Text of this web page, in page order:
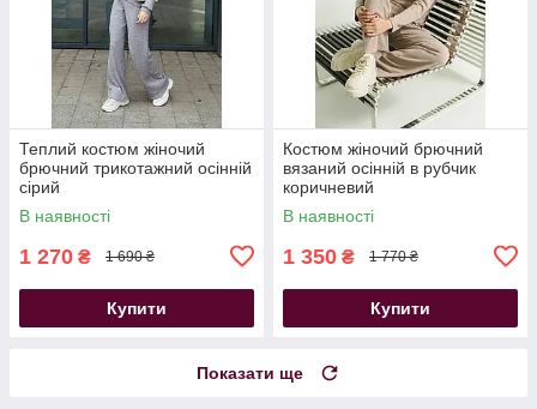
Теплий костюм жіночий
брючний трикотажний осінній
сірий
В наявності
1 270 ₴ 1 690 ₴
Купити
Костюм жіночий брючний
вязаний осінній в рубчик
коричневий
В наявності
1 350 ₴ 1 770 ₴
Купити
Показати ще